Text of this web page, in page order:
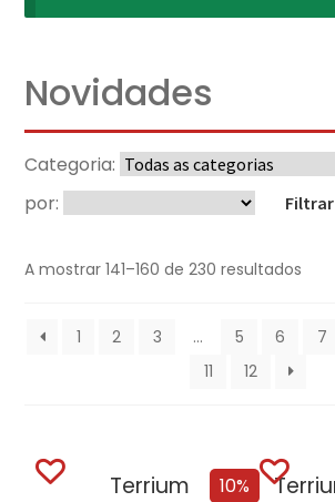
Novidades
Categoria:
por:
A mostrar 141–160 de 230 resultados
1 2 3 … 5 6 7
11
12
10%
Terrium